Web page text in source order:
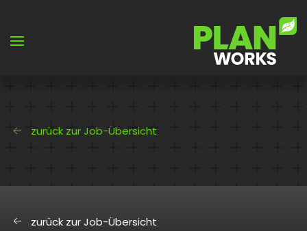
zurück zur Job-Übersicht
zurück zur Job-Übersicht